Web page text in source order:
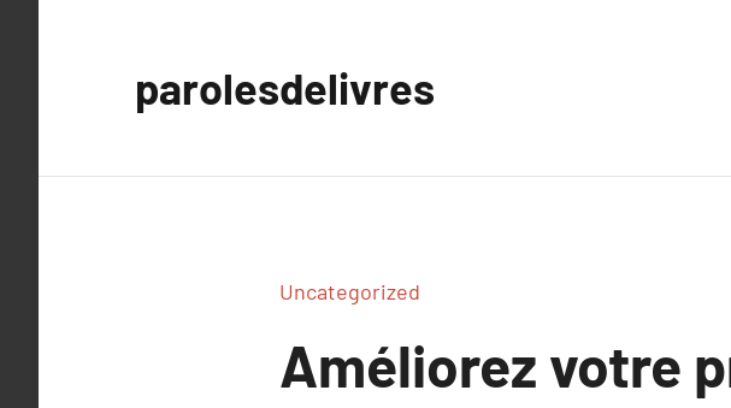
parolesdelivres
Uncategorized
Améliorez votre